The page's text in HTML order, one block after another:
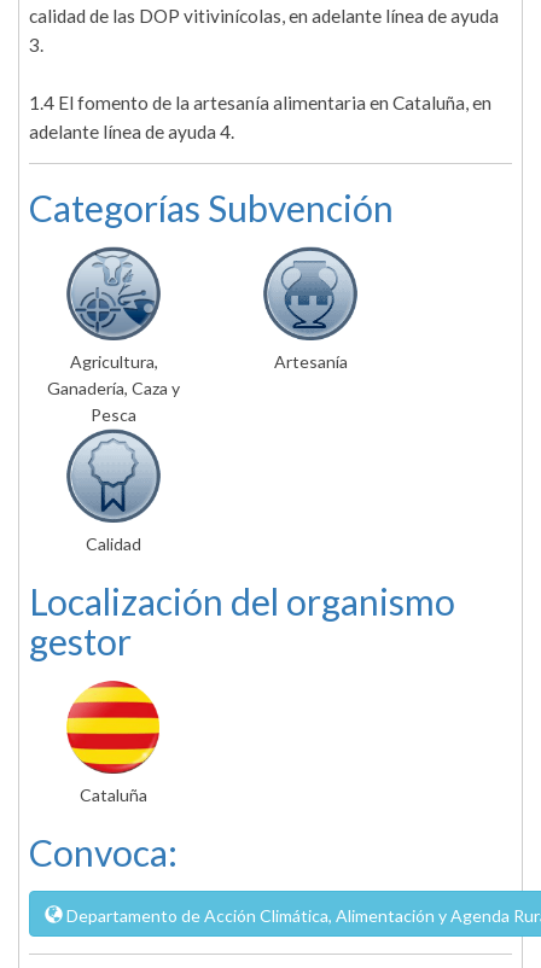
calidad de las DOP vitivinícolas, en adelante línea de ayuda
3.
1.4 El fomento de la artesanía alimentaria en Cataluña, en
adelante línea de ayuda 4.
Categorías Subvención
Agricultura,
Ganadería, Caza y
Pesca
Artesanía
Calidad
Localización del organismo
gestor
Cataluña
Convoca:
Departamento de Acción Climática, Alimentación y Agenda